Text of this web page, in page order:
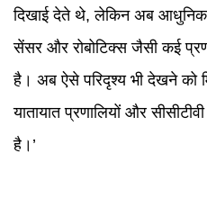
दिखाई देते थे, लेकिन अब आधुनिक
सेंसर और रोबोटिक्स जैसी कई
है। अब ऐसे परिदृश्य भी देखने को
यातायात प्रणालियों और
है।’